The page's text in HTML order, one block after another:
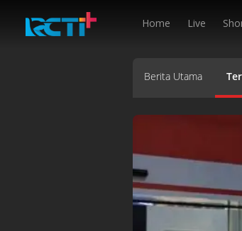
Home Live
Berita Utama